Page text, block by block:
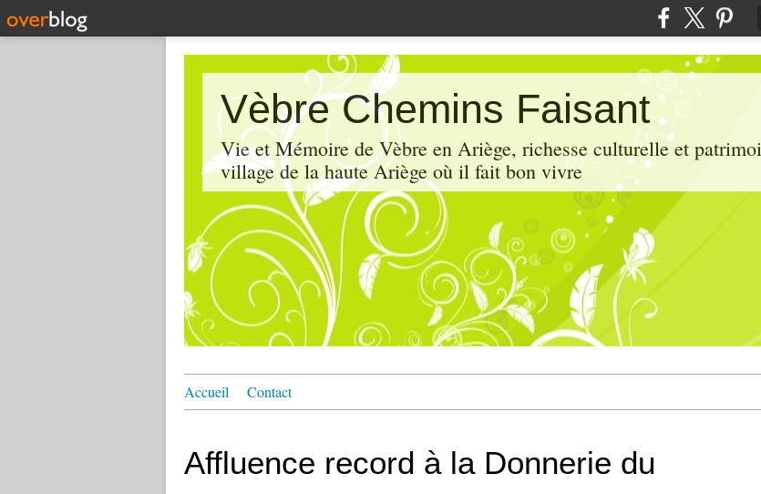
Vèbre Chemins Faisant
Vie et Mémoire de Vèbre en Ariège, richesse culturelle et
village de la haute Ariège où il fait bon vivre
Accueil Contact
Affluence record à la Donnerie du